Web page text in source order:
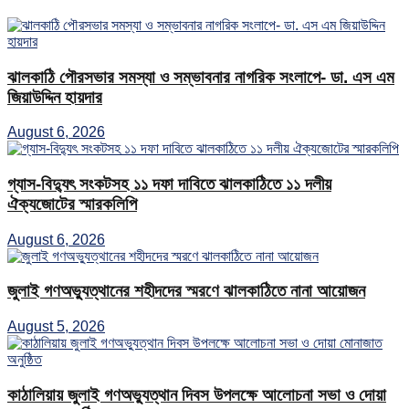
ঝালকাঠি পৌরসভার সমস্যা ও সম্ভাবনার নাগরিক সংলাপে- ডা. এস এম
জিয়াউদ্দিন হায়দার
August 6, 2026
গ্যাস-বিদ্যুৎ সংকটসহ ১১ দফা দাবিতে ঝালকাঠিতে ১১ দলীয়
ঐক্যজোটের স্মারকলিপি
August 6, 2026
জুলাই গণঅভ্যুত্থানের শহীদদের স্মরণে ঝালকাঠিতে নানা আয়োজন
August 5, 2026
কাঠালিয়ায় জুলাই গণঅভ্যুত্থান দিবস উপলক্ষে আলোচনা সভা ও দোয়া